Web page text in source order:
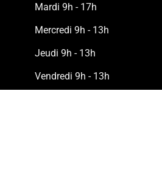
Mardi 9h - 17h
Mercredi 9h - 13h
Jeudi 9h - 13h
Vendredi 9h - 13h